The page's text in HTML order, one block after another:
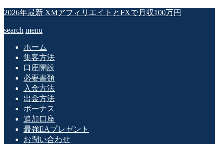
2026年最新 XMアフィリエイトとFXで月収100万円
search menu
ホーム
集客方法
口座開設
必要書類
入金方法
出金方法
ボーナス
追加口座
最強EAプレゼント
お問い合わせ